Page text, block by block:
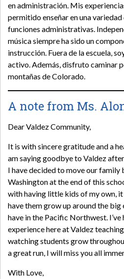
en administración. Mis
permitido enseñar en una
funciones administrativas.
música siempre ha sido un
instrucción. Fuera de la escuela,
activo. Además, disfruto caminar
montañas de Colorado.
A note from Ms.
Dear Valdez Community,
It is with sincere gratitude and a
am saying goodbye to Valdez
I have decided to move our
Washington at the end of this
with having little kids of my own,
have them grow up around the
have in the Pacific Northwest. I’ve
experience here at Valdez
watching students grow
a great run, I will miss you all
With Love,